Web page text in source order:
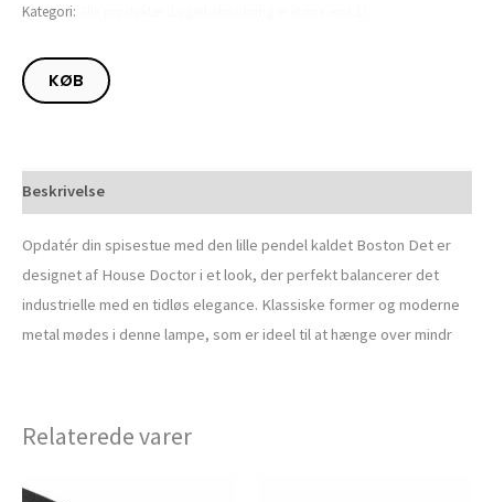
Kategori:
KØB
Beskrivelse
Opdatér din spisestue med den lille pendel kaldet Boston Det er
designet af House Doctor i et look, der perfekt balancerer det
industrielle med en tidløs elegance. Klassiske former og moderne
metal mødes i denne lampe, som er ideel til at hænge over mindr
Relaterede varer